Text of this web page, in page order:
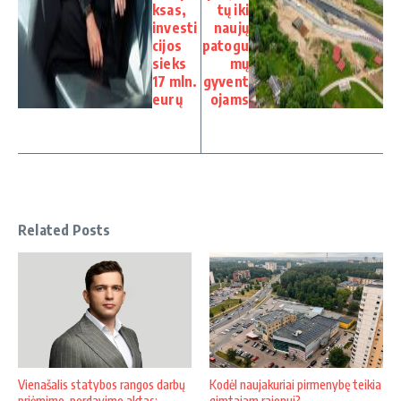
ksas,
investi
cijos
sieks
17 mln.
eurų
tų iki
naujų
patogu
mų
gyvent
ojams
Related Posts
Vienašalis statybos rangos darbų
Kodėl naujakuriai pirmenybę teikia